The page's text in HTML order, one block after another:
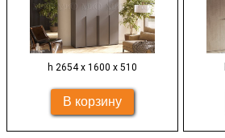
h 2654 х 1600 х 510